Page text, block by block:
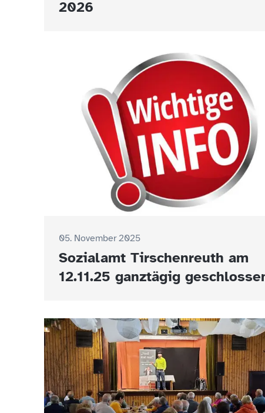
2026
05. November 2025
Sozialamt Tirschenreuth am
12.11.25 ganztägig